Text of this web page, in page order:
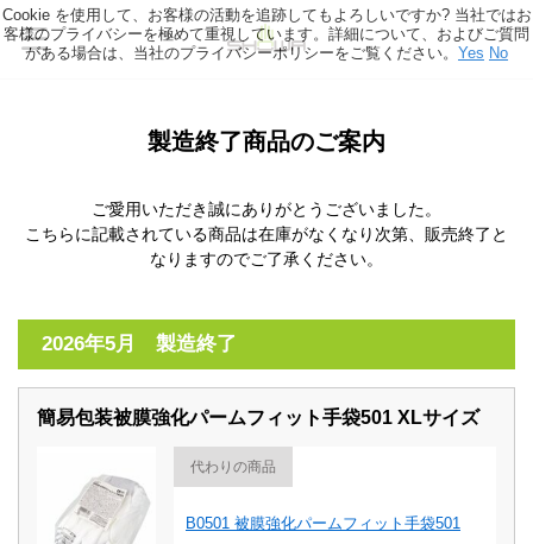
製造終了商品のご案内
ご愛用いただき誠にありがとうございました。
こちらに記載されている商品は在庫がなくなり次第、販売終了と
なりますのでご了承ください。
2026年5月 製造終了
簡易包装被膜強化パームフィット手袋501 XLサイズ
代わりの商品
B0501 被膜強化パームフィット手袋501
Cookie を使用して、お客様の活動を追跡してもよろしいですか? 当社ではお
客様のプライバシーを極めて重視しています。詳細について、およびご質問
がある場合は、当社のプライバシーポリシーをご覧ください。 Yes No